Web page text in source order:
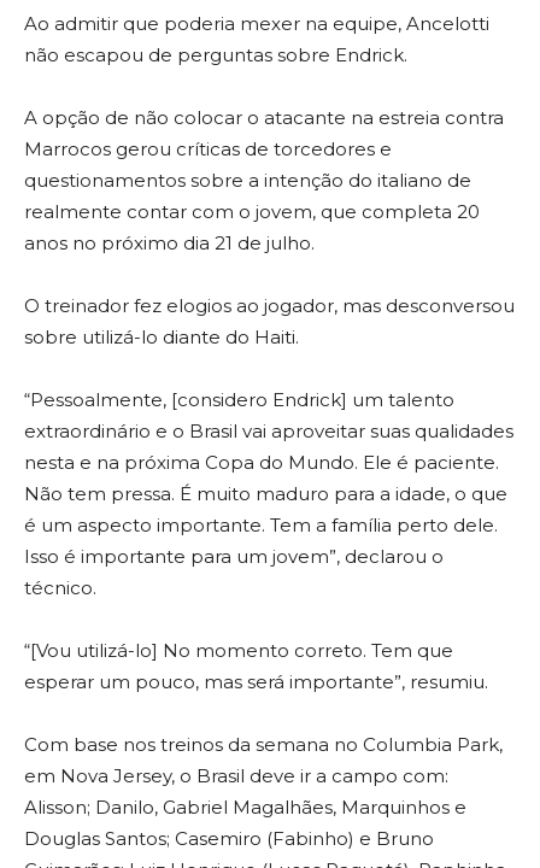
Ao admitir que poderia mexer na equipe, Ancelotti
não escapou de perguntas sobre Endrick.
A opção de não colocar o atacante na estreia contra
Marrocos gerou críticas de torcedores e
questionamentos sobre a intenção do italiano de
realmente contar com o jovem, que completa 20
anos no próximo dia 21 de julho.
O treinador fez elogios ao jogador, mas desconversou
sobre utilizá-lo diante do Haiti.
“Pessoalmente, [considero Endrick] um talento
extraordinário e o Brasil vai aproveitar suas qualidades
nesta e na próxima Copa do Mundo. Ele é paciente.
Não tem pressa. É muito maduro para a idade, o que
é um aspecto importante. Tem a família perto dele.
Isso é importante para um jovem”, declarou o
técnico.
“[Vou utilizá-lo] No momento correto. Tem que
esperar um pouco, mas será importante”, resumiu.
Com base nos treinos da semana no Columbia Park,
em Nova Jersey, o Brasil deve ir a campo com:
Alisson; Danilo, Gabriel Magalhães, Marquinhos e
Douglas Santos; Casemiro (Fabinho) e Bruno